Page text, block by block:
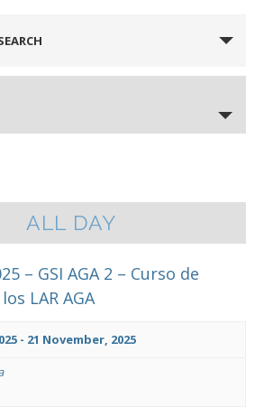
ALL DAY
– GSI AGA 2 – Curso de
LAR AGA
- 21 November, 2025